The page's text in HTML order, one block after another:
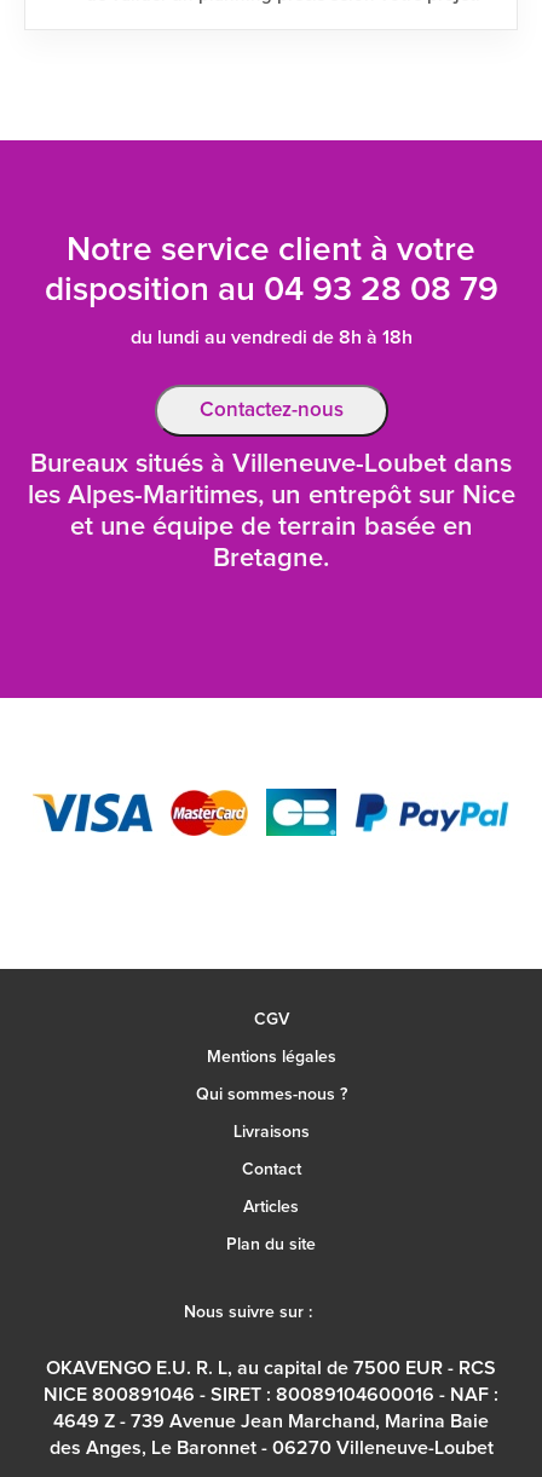
Notre service client à votre
disposition au 04 93 28 08 79
du lundi au vendredi de 8h à 18h
Contactez-nous
Bureaux situés à Villeneuve-Loubet dans
les Alpes-Maritimes, un entrepôt sur Nice
et une équipe de terrain basée en
Bretagne.
CGV
Mentions légales
Qui sommes-nous ?
Livraisons
Contact
Articles
Plan du site
Nous suivre sur :
OKAVENGO E.U. R. L, au capital de 7500 EUR - RCS
NICE 800891046 - SIRET : 80089104600016 - NAF :
4649 Z - 739 Avenue Jean Marchand, Marina Baie
des Anges, Le Baronnet - 06270 Villeneuve-Loubet